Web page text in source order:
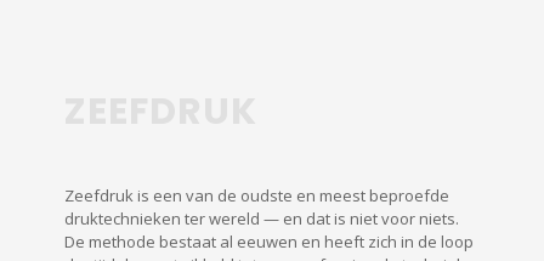
Zeefdruk is een van de oudste en meest beproefde
druktechnieken ter wereld — en dat is niet voor niets.
De methode bestaat al eeuwen en heeft zich in de loop